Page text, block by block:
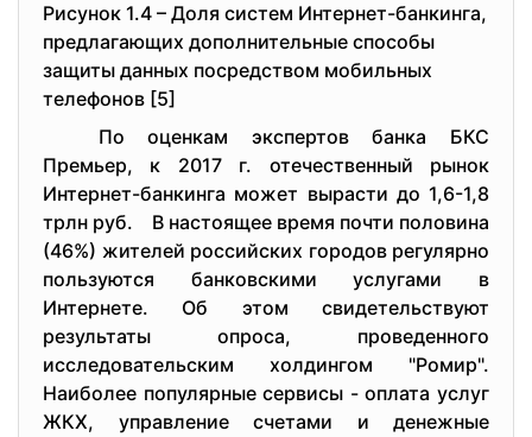
Рисунок 1.4 – Доля систем Интернет-банкинга,
предлагающих дополнительные способы
защиты данных посредством мобильных
телефонов [5]
По оценкам экспертов банка БКС
Премьер, к 2017 г. отечественный рынок
Интернет-банкинга может вырасти до 1,6-1,8
трлн руб. В настоящее время почти половина
(46%) жителей российских городов регулярно
пользуются банковскими услугами в
Интернете. Об этом свидетельствуют
результаты опроса, проведенного
исследовательским холдингом "Ромир".
Наиболее популярные сервисы - оплата услуг
ЖКХ, управление счетами и денежные